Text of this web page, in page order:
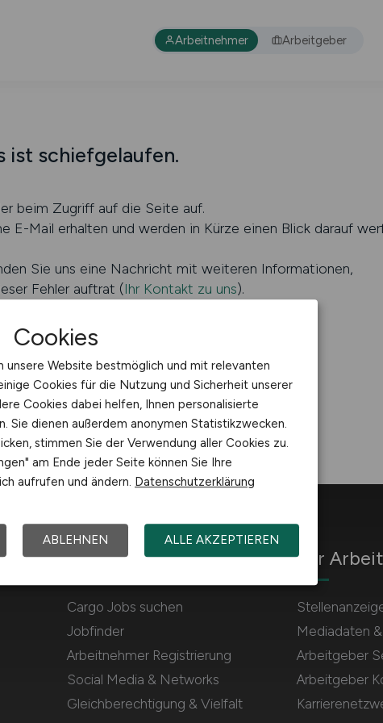
Arbeitnehmer Arbeitgeber
ist schiefgelaufen.
beim Zugriff auf die Seite auf.
E-Mail erhalten und werden in Kürze einen Blick darauf
Sie uns eine Nachricht mit weiteren Informationen,
Fehler auftrat (Ihr Kontakt zu uns).
Für Arbeitnehmer
Cargo Jobs suchen
Jobfinder
Arbeitnehmer Registrierung
Social Media & Networks
Gleichberechtigung & Vielfalt
Für
Mediadaten
Arbeitgeber
Arbeitgeber
Cookies
unsere Website bestmöglich und mit relevanten
Cookies für die Nutzung und Sicherheit unserer
Cookies dabei helfen, Ihnen personalisierte
Sie dienen außerdem anonymen Statistikzwecken.
stimmen Sie der Verwendung aller Cookies zu.
am Ende jeder Seite können Sie Ihre
aufrufen und ändern. Datenschutzerklärung
ABLEHNEN ALLE AKZEPTIEREN